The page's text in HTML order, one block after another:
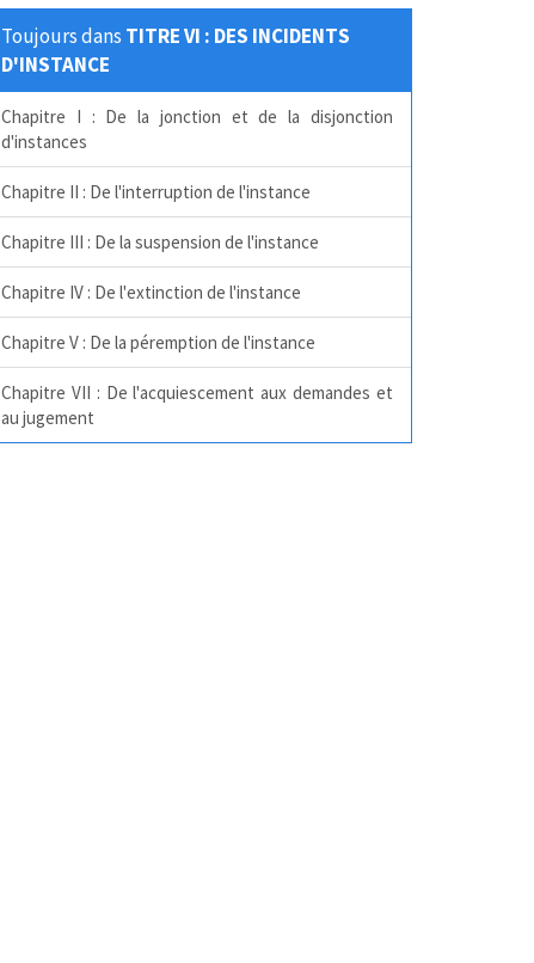
Toujours dans TITRE VI : DES INCIDENTS
D'INSTANCE
Chapitre I : De la jonction et de la disjonction
d'instances
Chapitre II : De l'interruption de l'instance
Chapitre III : De la suspension de l'instance
Chapitre IV : De l'extinction de l'instance
Chapitre V : De la péremption de l'instance
Chapitre VII : De l'acquiescement aux demandes et
au jugement